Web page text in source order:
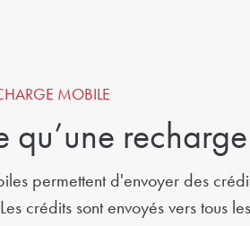
MOBILE
qu’une
permettent d'envoyer des
crédits sont envoyés vers tous